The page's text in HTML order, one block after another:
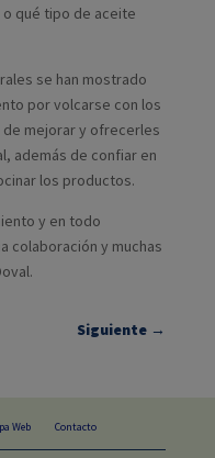
qué tipo de aceite
se han mostrado
por volcarse con los
mejorar y ofrecerles
además de confiar en
los productos.
y en todo
colaboración y muchas
Siguiente →
Web Contacto